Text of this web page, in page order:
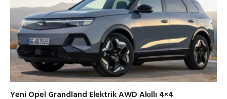
Yeni Opel Grandland Elektrik AWD Akıllı 4×4